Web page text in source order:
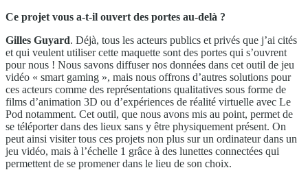
Ce projet vous a-t-il ouvert des portes au-delà ?
Gilles Guyard. Déjà, tous les acteurs publics et privés que j’ai cités
et qui veulent utiliser cette maquette sont des portes qui s’ouvrent
pour nous ! Nous savons diffuser nos données dans cet outil de jeu
vidéo « smart gaming », mais nous offrons d’autres solutions pour
ces acteurs comme des représentations qualitatives sous forme de
films d’animation 3D ou d’expériences de réalité virtuelle avec Le
Pod notamment. Cet outil, que nous avons mis au point, permet de
se téléporter dans des lieux sans y être physiquement présent. On
peut ainsi visiter tous ces projets non plus sur un ordinateur dans un
jeu vidéo, mais à l’échelle 1 grâce à des lunettes connectées qui
permettent de se promener dans le lieu de son choix.